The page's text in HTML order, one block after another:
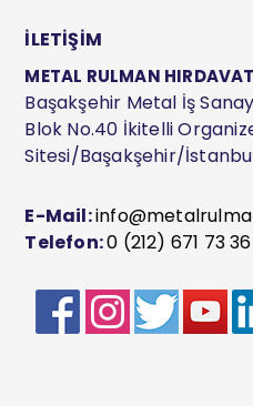
İLETİŞİM
METAL RULMAN
Başakşehir Metal İş
Blok No.40 İkitelli
Sitesi/Başakşehir/
E-Mail:
Telefon:0 (212) 671 73 36